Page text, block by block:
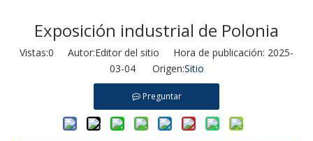
Exposición industrial de Polonia
Vistas:0 Autor:Editor del sitio Hora de publicación: 2025-
03-04 Origen:Sitio
Preguntar